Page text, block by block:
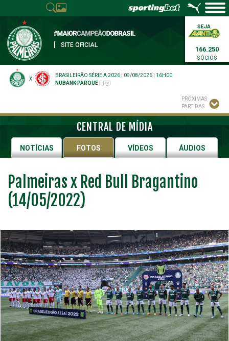
SITE OFICIAL
166.250
SÓCIOS
X
BRASILEIRÃO SÉRIE A 2026 09/08/2026
16H00
NUBANK PARQUE
PRÓXIMAS
PARTIDAS
CENTRAL DE MÍDIA
NOTÍCIAS FOTOS VÍDEOS ÁUDIOS
Palmeiras x Red Bull Bragantino
(14/05/2022)